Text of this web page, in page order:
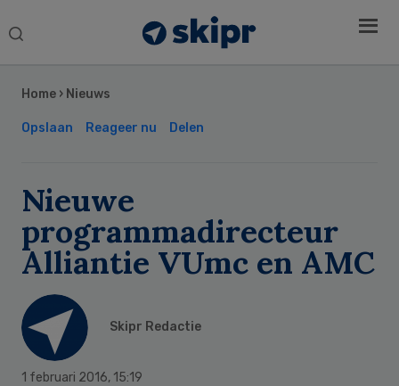
Search
Home › Nieuws
Opslaan Reageer nu Delen
Nieuwe
programmadirecteur
Alliantie VUmc en AMC
Skipr Redactie
1 februari 2016, 15:19
Sidebar